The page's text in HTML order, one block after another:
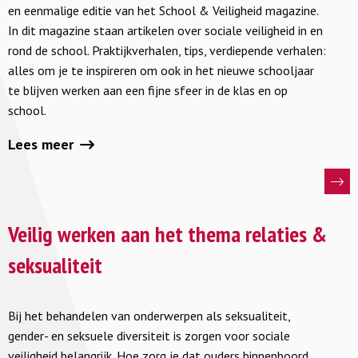
Wil je een collega graag uitleggen waarom jij wil
werken aan seksuele integriteit? Deze argumenten kun
je inbrengen:
Omdat seksualiteit en gender onderdeel zijn van de
Ook als het gaat om relaties, identiteit en lichaam –
en alle verschillen hierin. Dit is onderdeel van de
brede vormingstaak van school.
schoolklimaat preventief werkt tegen seksueel
grensoverschrijdend gedrag van leerlingen en
&
Veiligheid
en eenmalige editie van het School & Veiligheid magazine.
In dit magazine staan artikelen over sociale veiligheid in en
rond de school. Praktijkverhalen, tips, verdiepende verhalen:
alles om je te inspireren om ook in het nieuwe schooljaar
te blijven werken aan een fijne sfeer in de klas en op
school.
Lees meer
meer
Veilig
aan
het
Veilig werken aan het thema relaties &
seksualiteit
Bij het behandelen van onderwerpen als seksualiteit,
gender- en seksuele diversiteit is zorgen voor sociale